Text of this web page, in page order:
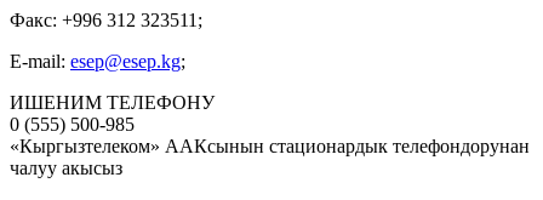
Факс: +996 312 323511;
E-mail: esep@esep.kg;
ИШЕНИМ ТЕЛЕФОНУ
0 (555) 500-985
«Кыргызтелеком» ААКсынын стационардык телефондорунан
чалуу акысыз